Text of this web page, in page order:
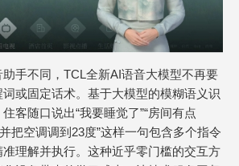
手不同，TCL全新AI语音大模型不再要
或固定话术。基于大模型的模糊语义识
客随口说出“我要睡觉了”“房间有点
把空调调到23度”这样一句包含多个指令
理解并执行。这种近乎零门槛的交互方